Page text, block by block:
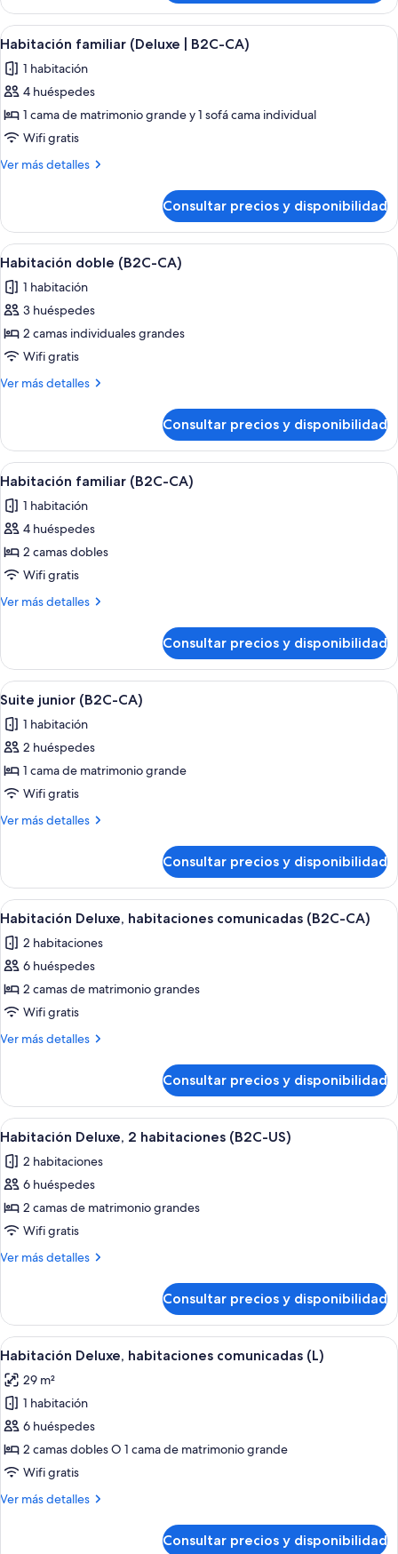
Deluxe
(B2C-
CA)
Abrir
todas
las
fotos
de
Habitación
familiar
B2C-
CA)
Una habitación de hotel con dos
5
Habitación familiar (Deluxe | B2C-CA)
1 habitación
4 huéspedes
1 cama de matrimonio grande y 1 sofá cama individual
Wifi gratis
Ver más detalles
Más
familiar
(Deluxe
|
CA)
Consultar precios y disponibilidad
Abrir
todas
las
fotos
de
Habitación
doble
Una habitación de hotel con cama,
4
Habitación doble (B2C-CA)
1 habitación
3 huéspedes
2 camas individuales grandes
Wifi gratis
Ver más detalles
Más
doble
(B2C-
CA)
Consultar precios y disponibilidad
Abrir
todas
las
fotos
de
Habitación
familiar
Habitación de hotel con cama,
4
Habitación familiar (B2C-CA)
1 habitación
4 huéspedes
2 camas dobles
Wifi gratis
Ver más detalles
Más
familiar
(B2C-
CA)
Consultar precios y disponibilidad
Abrir
todas
las
fotos
de
Suite
junior
Una habitación de hotel moderna
5
Suite junior (B2C-CA)
1 habitación
2 huéspedes
1 cama de matrimonio grande
Wifi gratis
Ver más detalles
Más
junior
(B2C-
CA)
Consultar precios y disponibilidad
Abrir
todas
las
fotos
de
Habitación
Deluxe,
(B2C-
CA)
Habitación de hotel con una cama
5
Habitación Deluxe, habitaciones comunicadas (B2C-CA)
2 habitaciones
6 huéspedes
2 camas de matrimonio grandes
Wifi gratis
Ver más detalles
Más
Deluxe,
habitaciones
comunicadas
CA)
Consultar precios y disponibilidad
Abrir
todas
las
fotos
de
Habitación
Deluxe,
(B2C-
US)
Habitación de hotel con una cama
5
Habitación Deluxe, 2 habitaciones (B2C-US)
2 habitaciones
6 huéspedes
2 camas de matrimonio grandes
Wifi gratis
Ver más detalles
Más
Deluxe,
habitaciones
US)
Consultar precios y disponibilidad
Abrir
todas
las
fotos
de
Habitación
Deluxe,
comunicadas
Habitación de hotel con una cama
5
Habitación Deluxe, habitaciones comunicadas (L)
29 m²
1 habitación
6 huéspedes
2 camas dobles O 1 cama de matrimonio grande
Wifi gratis
Ver más detalles
Más
Consultar precios y disponibilidad